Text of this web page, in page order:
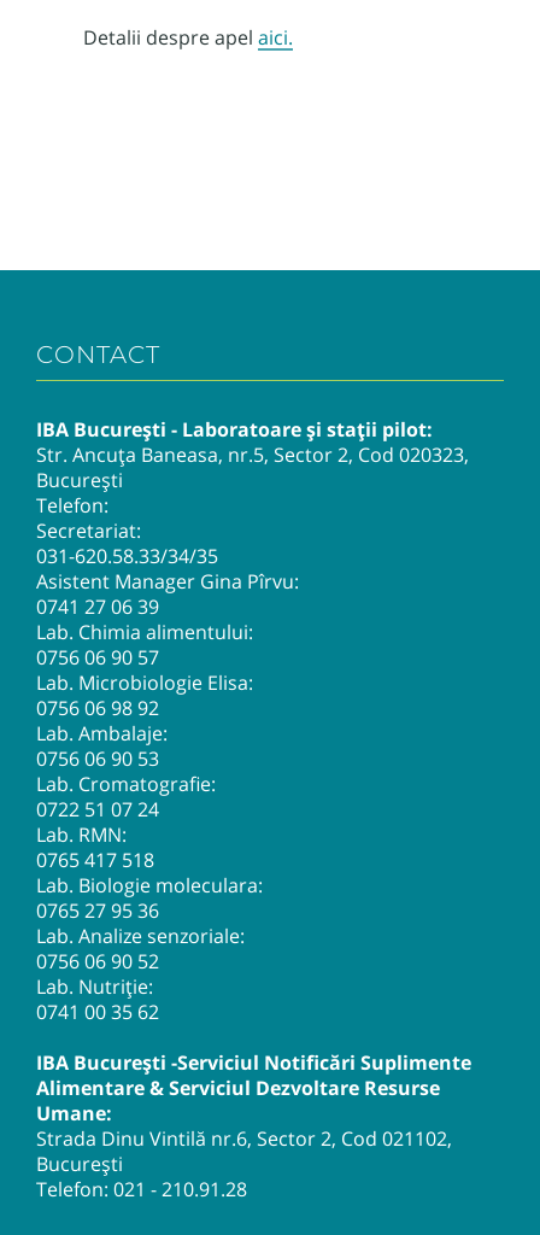
Detalii despre apel aici.
CONTACT
IBA București - Laboratoare și stații pilot:
Str. Ancuța Baneasa, nr.5, Sector 2, Cod 020323,
București
Telefon:
Secretariat:
031-620.58.33/34/35
Asistent Manager Gina Pîrvu:
0741 27 06 39
Lab. Chimia alimentului:
0756 06 90 57
Lab. Microbiologie Elisa:
0756 06 98 92
Lab. Ambalaje:
0756 06 90 53
Lab. Cromatografie:
0722 51 07 24
Lab. RMN:
0765 417 518
Lab. Biologie moleculara:
0765 27 95 36
Lab. Analize senzoriale:
0756 06 90 52
Lab. Nutriție:
0741 00 35 62
IBA București -Serviciul Notificări Suplimente
Alimentare & Serviciul Dezvoltare Resurse
Umane:
Strada Dinu Vintilă nr.6, Sector 2, Cod 021102,
București
Telefon: 021 - 210.91.28